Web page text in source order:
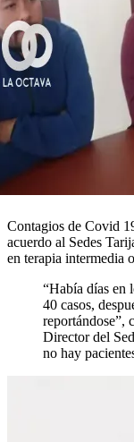
Contagios de Covid
acuerdo al Sedes
en terapia intermedia
“Había días en
40 casos,
reportándose”,
Director del
no hay